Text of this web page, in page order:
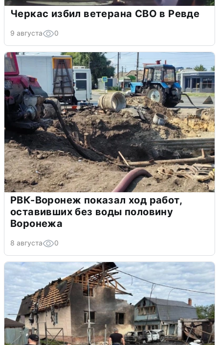
Черкас избил ветерана СВО в Ревде
9 августа 0
РВК-Воронеж показал ход работ,
оставивших без воды половину
Воронежа
8 августа 0